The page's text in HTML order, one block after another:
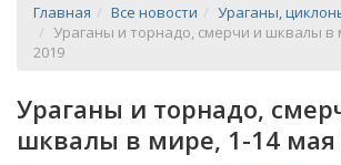
Главная Все новости
Ураганы,
Ураганы и торнадо, смерчи и шквалы в
2019
Ураганы и торнадо,
шквалы в мире, 1-14 мая